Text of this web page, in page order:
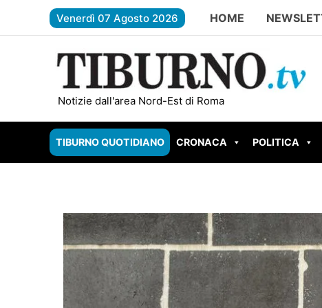
Venerdì 07 Agosto 2026 HOME
Notizie dall'area Nord-Est di Roma
– Muro pericolante in via Amelia Treves: arriva “il pollaio”
TIBURNO QUOTIDIANO CRONACA POLITICA